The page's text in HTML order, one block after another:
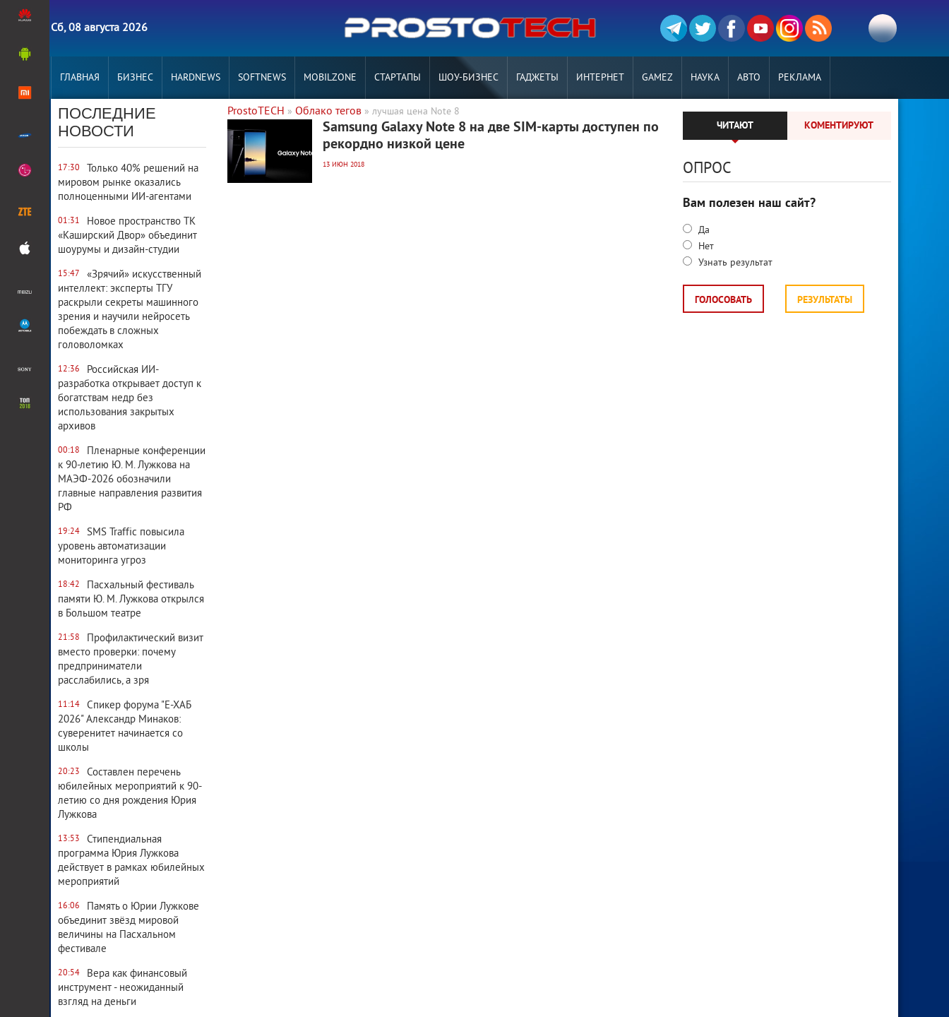
Сб, 08 августа 2026
ГЛАВНАЯ БИЗНЕС HARDNEWS SOFTNEWS MOBILZONE СТАРТАПЫ ШОУ-БИЗНЕС ГАДЖЕТЫ ИНТЕРНЕТ GAMEZ НАУКА АВТО РЕКЛАМА
ПОСЛЕДНИЕ
НОВОСТИ
17:30
Только 40% решений на
мировом рынке оказались
полноценными ИИ-агентами
01:31
Новое пространство ТК
«Каширский Двор» объединит
шоурумы и дизайн-студии
15:47
«Зрячий» искусственный
интеллект: эксперты ТГУ
раскрыли секреты машинного
зрения и научили нейросеть
побеждать в сложных
головоломках
12:36
Российская ИИ-
разработка открывает доступ к
богатствам недр без
использования закрытых
архивов
00:18
Пленарные конференции
к 90-летию Ю. М. Лужкова на
МАЭФ-2026 обозначили
главные направления развития
РФ
19:24
SMS Traffic повысила
уровень автоматизации
мониторинга угроз
18:42
Пасхальный фестиваль
памяти Ю. М. Лужкова открылся
в Большом театре
21:58
Профилактический визит
вместо проверки: почему
предприниматели
расслабились, а зря
11:14
Спикер форума "Е-ХАБ
2026" Александр Минаков:
суверенитет начинается со
школы
20:23
Составлен перечень
юбилейных мероприятий к 90-
летию со дня рождения Юрия
Лужкова
13:53
Стипендиальная
программа Юрия Лужкова
действует в рамках юбилейных
мероприятий
16:06
Память о Юрии Лужкове
объединит звёзд мировой
величины на Пасхальном
фестивале
20:54
Вера как финансовый
инструмент - неожиданный
взгляд на деньги
ProstoTECH » Облако тегов » лучшая цена Note 8
5 442 0
Samsung Galaxy Note 8 на две SIM-карты доступен по
рекордно низкой цене
13 ИЮН 2018
ЧИТАЮТ КОМЕНТИРУЮТ
ОПРОС
Вам полезен наш сайт?
Да
Нет
Узнать результат
ГОЛОСОВАТЬ РЕЗУЛЬТАТЫ